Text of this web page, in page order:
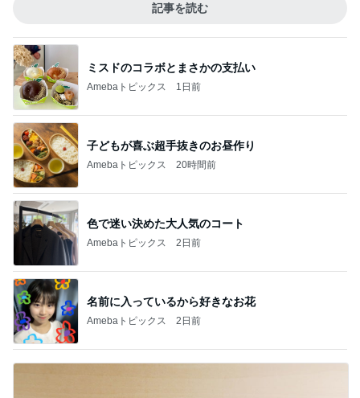
記事を読む
ミスドのコラボとまさかの支払い
Amebaトピックス 1日前
子どもが喜ぶ超手抜きのお昼作り
Amebaトピックス 20時間前
色で迷い決めた大人気のコート
Amebaトピックス 2日前
名前に入っているから好きなお花
Amebaトピックス 2日前